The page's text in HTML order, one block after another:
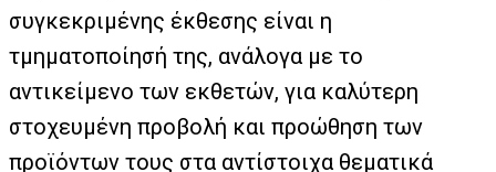
συγκεκριμένης έκθεσης είναι η
τμηματοποίησή της, ανάλογα με το
αντικείμενο των εκθετών, για καλύτερη
στοχευμένη προβολή και προώθηση των
προϊόντων τους στα αντίστοιχα θεματικά